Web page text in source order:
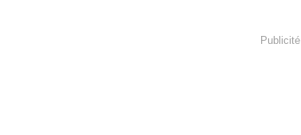
Publicité